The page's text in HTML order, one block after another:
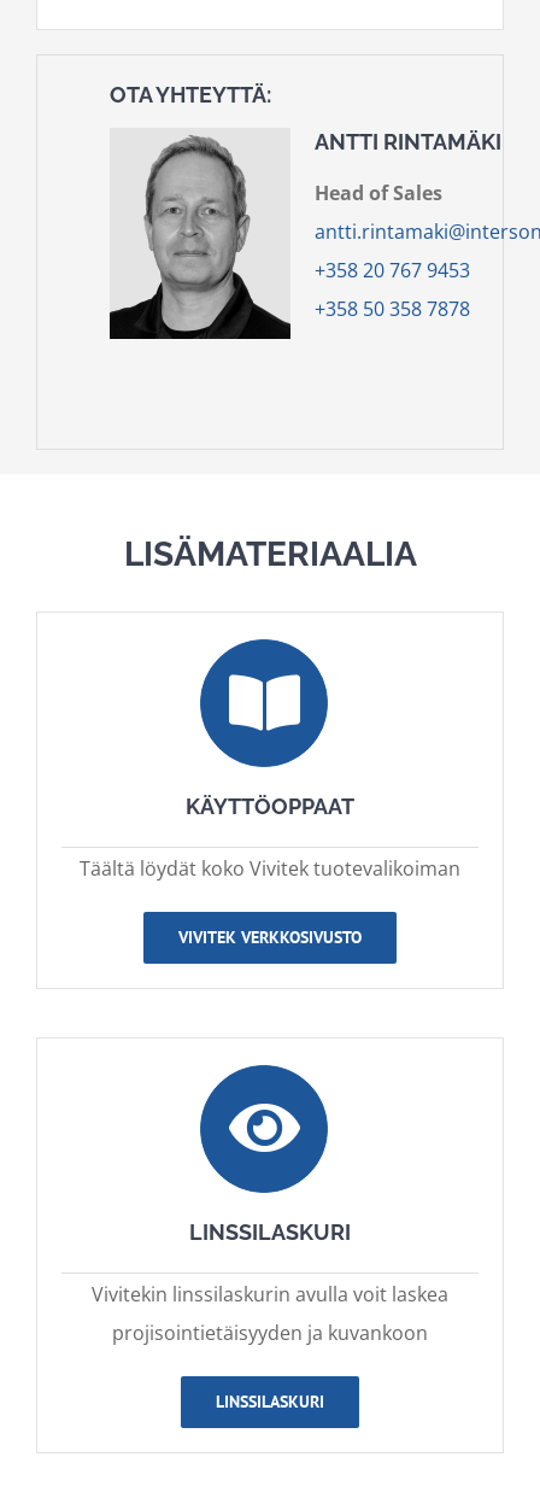
OTA YHTEYTTÄ:
ANTTI RINTAMÄKI
Head of Sales
+358 20 767 9453
+358 50 358 7878
LISÄMATERIAALIA
KÄYTTÖOPPAAT
Täältä löydät koko Vivitek tuotevalikoiman
VIVITEK VERKKOSIVUSTO
LINSSILASKURI
Vivitekin linssilaskurin avulla voit laskea
projisointietäisyyden ja kuvankoon
LINSSILASKURI